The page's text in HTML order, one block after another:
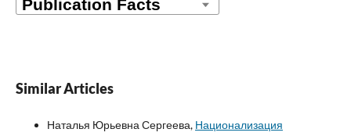
Similar Articles
Наталья Юрьевна Сергеева, Национализация